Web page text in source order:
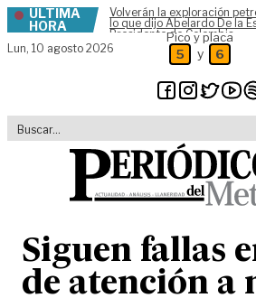
Skip to content
ÚLTIMA
HORA
Volverán la exploración
lo que dijo Abelardo De la
Presidente de Colombia
Lun, 10 agosto 2026
Pico y placa
5 y 6
Siguen fallas
de atención a